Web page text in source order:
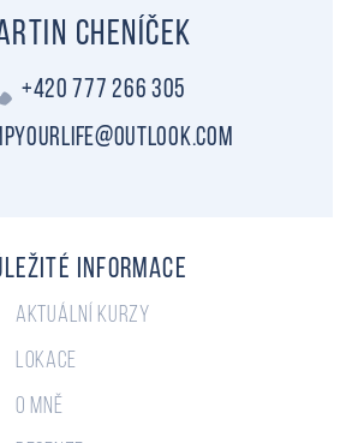
Cheníček
+420 777 266 305
informace
Aktuální kurzy
Lokace
O mně